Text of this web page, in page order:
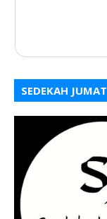
SEDEKAH JUMAT